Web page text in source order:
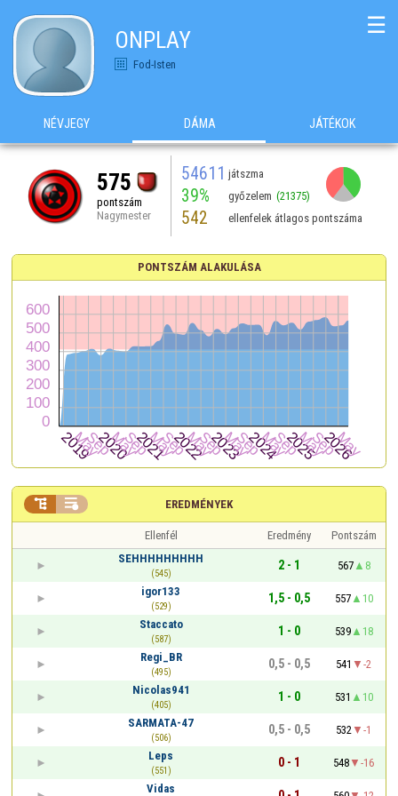
ONPLAY
Fod-Isten
☰
NÉVJEGY DÁMA JÁTÉKOK
575
pontszám
Nagymester
54611 játszma
39% győzelem (21375)
542 ellenfelek átlagos pontszáma
PONTSZÁM ALAKULÁSA
EREDMÉNYEK
 
Ellenfél Eredmény
Pontszám
SEHHHHHHHHH
(545)
2 - 1 567
8
igor133
(529)
1,5 - 0,5 557
10
Staccato
(587)
1 - 0 539
18
Regi_BR
(495)
0,5 - 0,5 541
-2
Nicolas941
(405)
1 - 0 531
10
SARMATA-47
(506)
0,5 - 0,5 532
-1
Leps
(551)
0 - 1 548
-16
Vidas